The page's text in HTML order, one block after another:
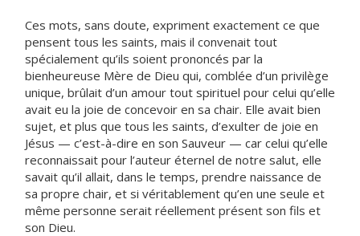
Ces mots, sans doute, expriment exactement ce que
pensent tous les saints, mais il convenait tout
spécialement qu’ils soient prononcés par la
bienheureuse Mère de Dieu qui, comblée d’un privilège
unique, brûlait d’un amour tout spirituel pour celui qu’elle
avait eu la joie de concevoir en sa chair. Elle avait bien
sujet, et plus que tous les saints, d’exulter de joie en
Jésus — c’est-à-dire en son Sauveur — car celui qu’elle
reconnaissait pour l’auteur éternel de notre salut, elle
savait qu’il allait, dans le temps, prendre naissance de
sa propre chair, et si véritablement qu’en une seule et
même personne serait réellement présent son fils et
son Dieu.